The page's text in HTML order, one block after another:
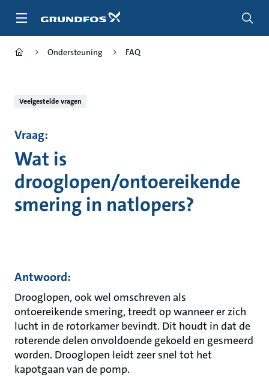
naar
Ondersteuning FAQ
Veelgestelde vragen
Vraag:
Wat is
drooglopen/ontoereikende
smering in natlopers?
Antwoord:
Drooglopen, ook wel omschreven als
ontoereikende smering, treedt op wanneer er zich
lucht in de rotorkamer bevindt. Dit houdt in dat de
roterende delen onvoldoende gekoeld en gesmeerd
worden. Drooglopen leidt zeer snel tot het
kapotgaan van de pomp.